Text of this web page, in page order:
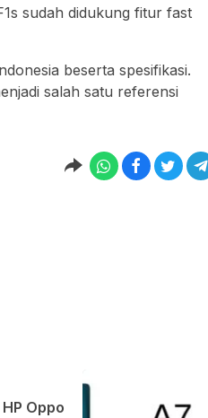
sudah didukung fitur fast
beserta spesifikasi.
salah satu referensi
Oppo